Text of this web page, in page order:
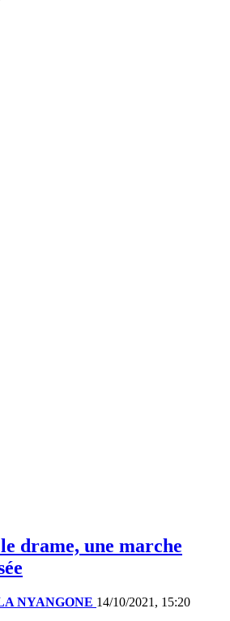
drame, une marche
NYANGONE 14/10/2021, 15:20